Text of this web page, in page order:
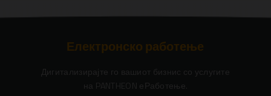
Електронско работење
Дигитализирајте го вашиот бизнис со услугите
на PANTHEON еРаботење.